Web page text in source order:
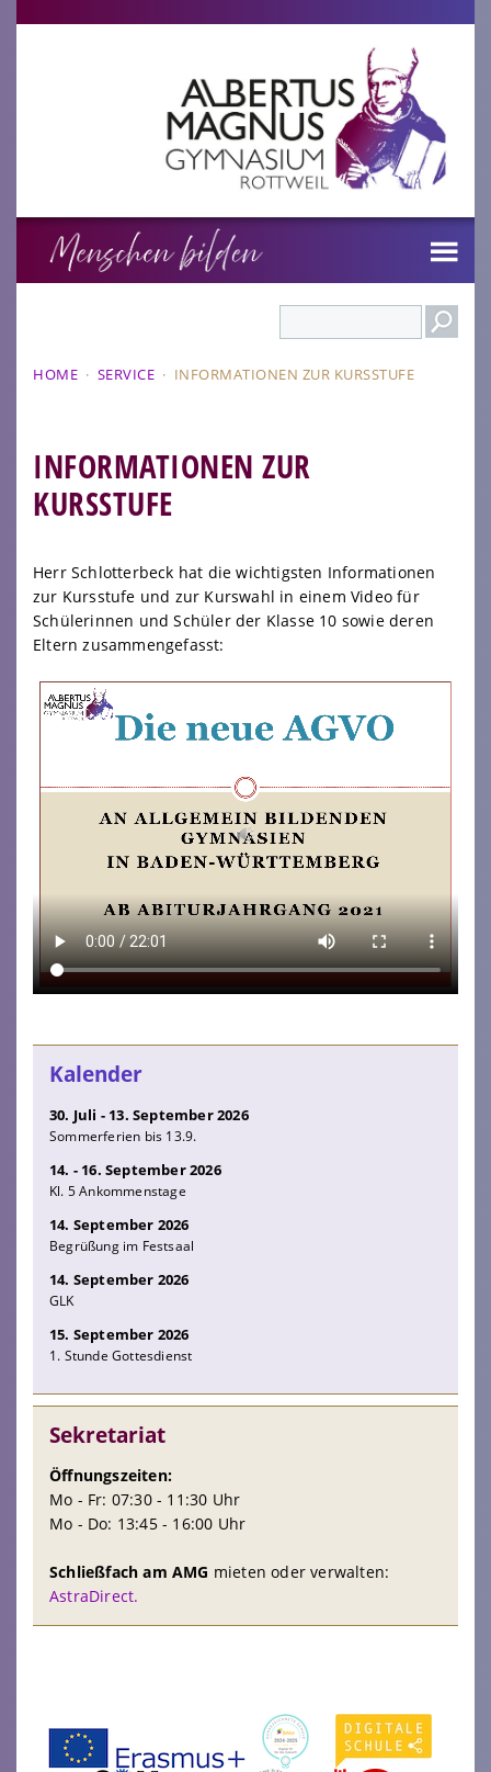
HOME · SERVICE · INFORMATIONEN ZUR KURSSTUFE
INFORMATIONEN ZUR
KURSSTUFE
Herr Schlotterbeck hat die wichtigsten Informationen
zur Kursstufe und zur Kurswahl in einem Video für
Schülerinnen und Schüler der Klasse 10 sowie deren
Eltern zusammengefasst:
Kalender
30. Juli - 13. September 2026
Sommerferien bis 13.9.
14. - 16. September 2026
Kl. 5 Ankommenstage
14. September 2026
Begrüßung im Festsaal
14. September 2026
GLK
15. September 2026
1. Stunde Gottesdienst
Sekretariat
Öffnungszeiten:
Mo - Fr: 07:30 - 11:30 Uhr
Mo - Do: 13:45 - 16:00 Uhr
Schließfach am AMG mieten oder verwalten:
AstraDirect.